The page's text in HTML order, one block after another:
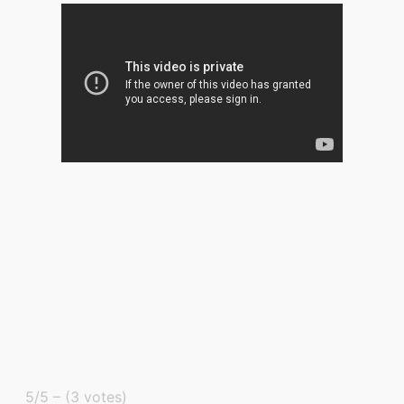
5/5 – (3 votes)